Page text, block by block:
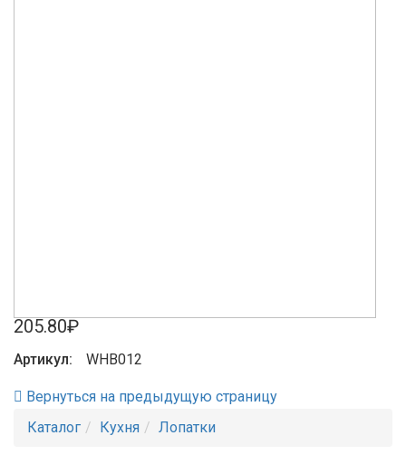
205.80₽
Артикул: WHB012
Вернуться на предыдущую страницу
Каталог
Кухня Лопатки